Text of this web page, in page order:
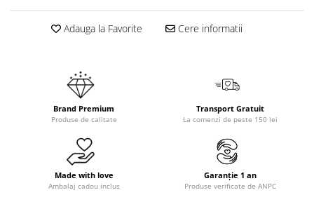
Adauga la Favorite Cere informatii
Brand Premium
Produse de calitate
Transport Gratuit
La comenzi de peste 150 lei
Made with love
Ambalaj cadou inclus
Garanție 1 an
Produse verificate de ANPC